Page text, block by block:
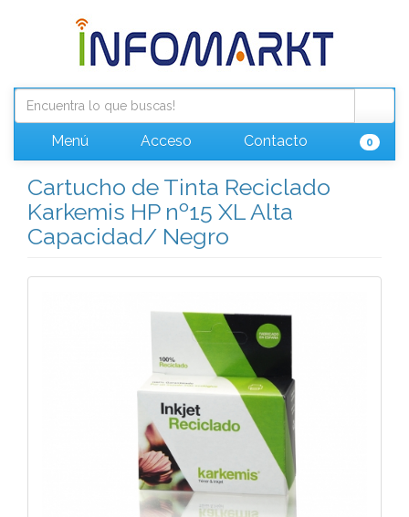
Menú Acceso Contacto 0
Cartucho de Tinta Reciclado
Karkemis HP nº15 XL Alta
Capacidad/ Negro